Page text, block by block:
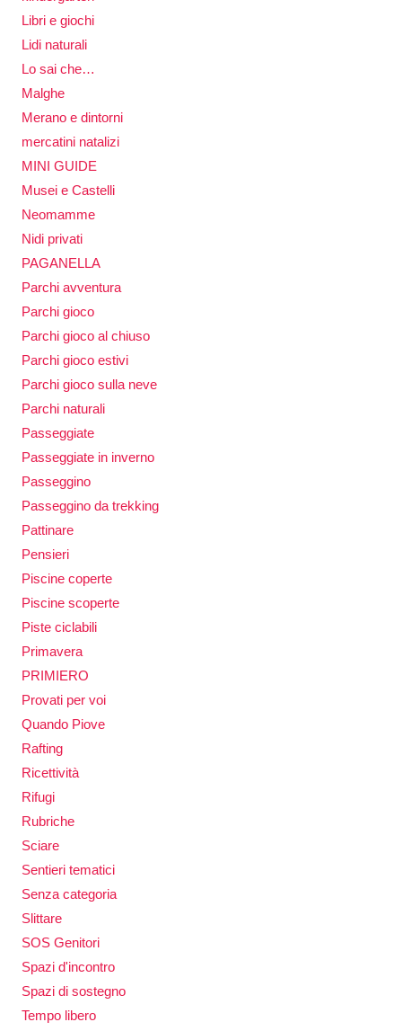
Libri e giochi
Lidi naturali
Lo sai che…
Malghe
Merano e dintorni
mercatini natalizi
MINI GUIDE
Musei e Castelli
Neomamme
Nidi privati
PAGANELLA
Parchi avventura
Parchi gioco
Parchi gioco al chiuso
Parchi gioco estivi
Parchi gioco sulla neve
Parchi naturali
Passeggiate
Passeggiate in inverno
Passeggino
Passeggino da trekking
Pattinare
Pensieri
Piscine coperte
Piscine scoperte
Piste ciclabili
Primavera
PRIMIERO
Provati per voi
Quando Piove
Rafting
Ricettività
Rifugi
Rubriche
Sciare
Sentieri tematici
Senza categoria
Slittare
SOS Genitori
Spazi d'incontro
Spazi di sostegno
Tempo libero